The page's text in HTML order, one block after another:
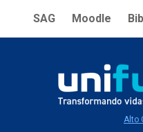
SAG Moodle
Alto